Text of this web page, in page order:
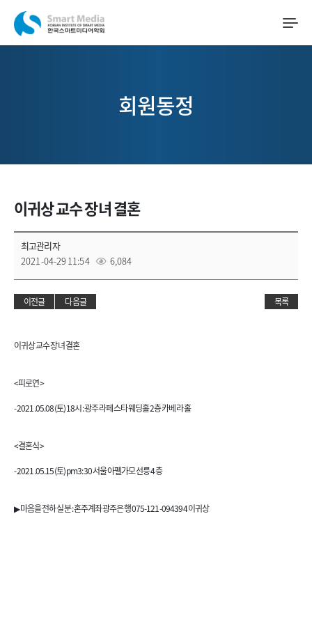
회원동정
이귀상 교수 장녀 결혼
최고관리자
2021-04-29 11:54
6,084
이전글 다음글 목록
이귀상 교수 장녀 결혼
<피로연>
- 2021.05.08(토) 18시 : 광주 라페스타 웨딩홀 2층 카베라 홀
<결혼식>
- 2021.05.15(토) pm3:30 서울 아펠가모 선릉 4층
▶ 마음을 전하실 분 : 혼주계좌 광주은행 075-121-094394 이귀상